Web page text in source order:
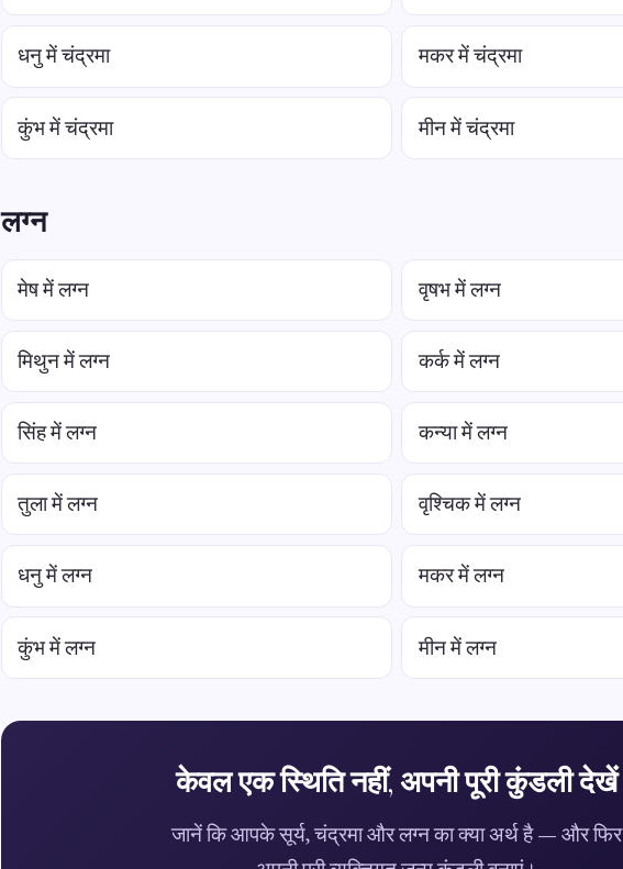
धनु में चंद्रमा मकर में चंद्रमा
कुंभ में चंद्रमा मीन में चंद्रमा
लग्न
मेष में लग्न वृषभ में लग्न
मिथुन में लग्न कर्क में लग्न
सिंह में लग्न कन्या में लग्न
तुला में लग्न वृश्चिक में लग्न
धनु में लग्न मकर में लग्न
कुंभ में लग्न मीन में लग्न
केवल एक स्थिति नहीं, अपनी पूरी कुंडली देखें
जानें कि आपके सूर्य, चंद्रमा और लग्न का क्या अर्थ है — और फिर